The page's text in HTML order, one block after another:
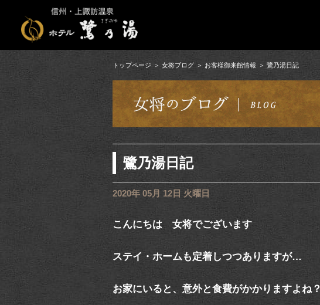
トップページ 女将ブログ お客様御来館情報 鷺乃湯日記
鷺乃湯日記
2020年 05月 12日 火曜日
こんにちは 女将でございます
ステイ・ホームも定着しつつありますが…
お家にいると、意外と食費がかかりますよね？